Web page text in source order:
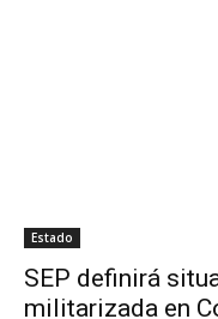
Estado
SEP definirá
militarizada en